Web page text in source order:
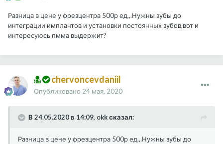
Разница в цене у фрезцентра 500р ед,,.Нужны зубы до
интеграции имплантов и установки постоянных зубов,вот и
интересуюсь пмма выдержит?
chervoncevdaniil
Опубликовано 24 мая, 2020
В 24.05.2020 в 14:09, okk сказал:
Разница в цене у фрезцентра 500р ед,,.Нужны зубы до